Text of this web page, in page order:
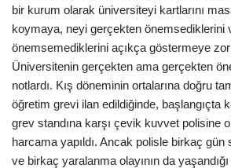
bir kurum olarak üniversiteyi kartlarını
koymaya, neyi gerçekten önemsediklerini
önemsemediklerini açıkça göstermeye
Üniversitenin gerçekten ama gerçekten
notlardı. Kış döneminin ortalarına doğru
öğretim grevi ilan edildiğinde, başlangıçta
grev standına karşı çevik kuvvet polisine
harcama yapıldı. Ancak polisle birkaç gün
ve birkaç yaralanma olayının da